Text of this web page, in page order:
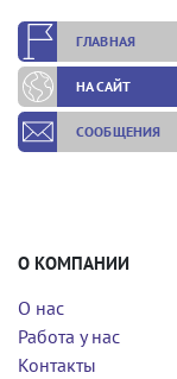
ГЛАВНАЯ
НА САЙТ
СООБЩЕНИЯ
О КОМПАНИИ
О нас
Работа у нас
Контакты